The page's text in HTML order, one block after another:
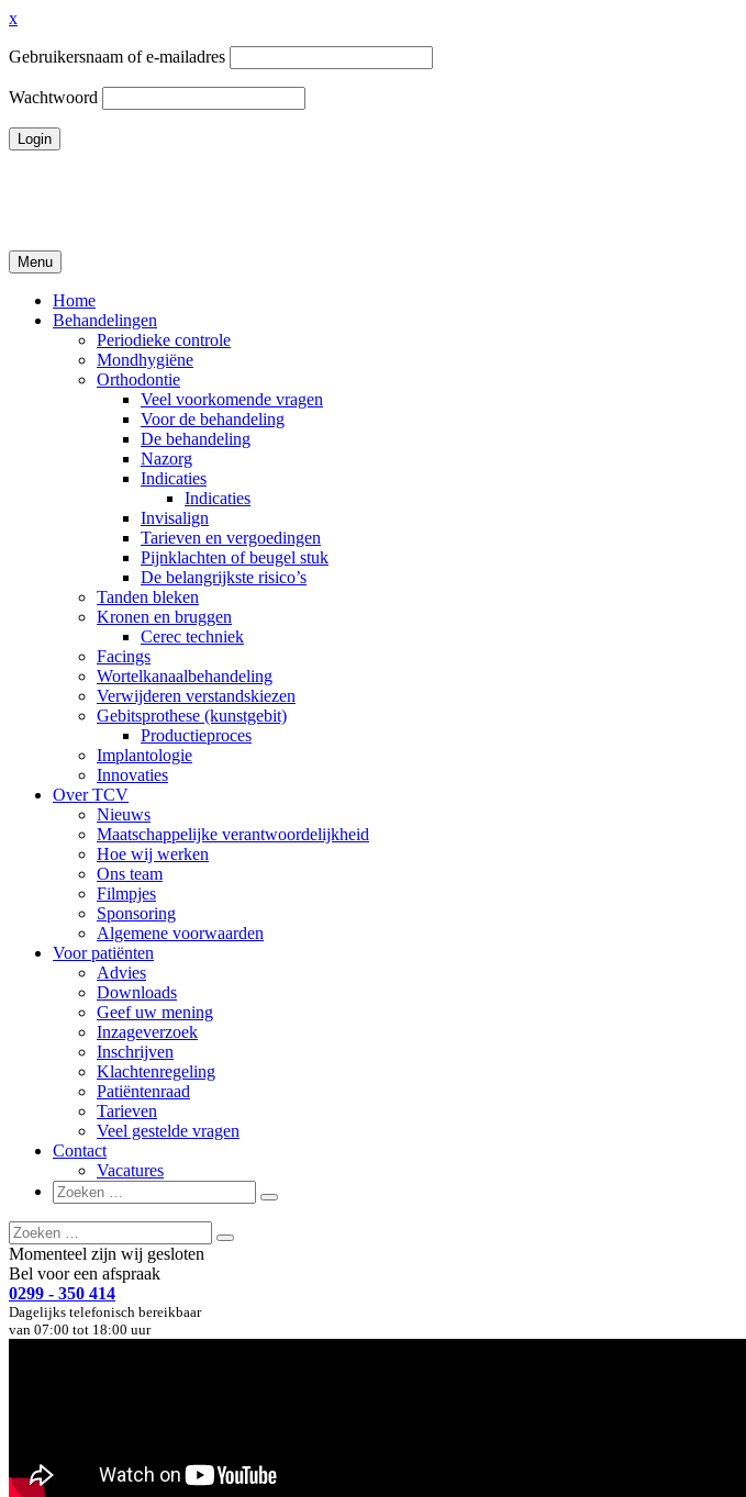
x
Gebruikersnaam of e-mailadres
Wachtwoord
Tandheelkundigcentrum Volendam
Menu
Home
Behandelingen
Periodieke controle
Mondhygiëne
Orthodontie
Veel voorkomende vragen
Voor de behandeling
De behandeling
Nazorg
Indicaties
Indicaties
Invisalign
Tarieven en vergoedingen
Pijnklachten of beugel stuk
De belangrijkste risico’s
Tanden bleken
Kronen en bruggen
Cerec techniek
Facings
Wortelkanaalbehandeling
Verwijderen verstandskiezen
Gebitsprothese (kunstgebit)
Productieproces
Implantologie
Innovaties
Over TCV
Nieuws
Maatschappelijke verantwoordelijkheid
Hoe wij werken
Ons team
Filmpjes
Sponsoring
Algemene voorwaarden
Voor patiënten
Advies
Downloads
Geef uw mening
Inzageverzoek
Inschrijven
Klachtenregeling
Patiëntenraad
Tarieven
Veel gestelde vragen
Contact
Vacatures
Zoeken
naar:
Zoeken
Zoeken
naar:
Zoeken
Momenteel zijn wij gesloten
Bel voor een afspraak
0299 - 350 414
Dagelijks telefonisch bereikbaar
van 07:00 tot 18:00 uur